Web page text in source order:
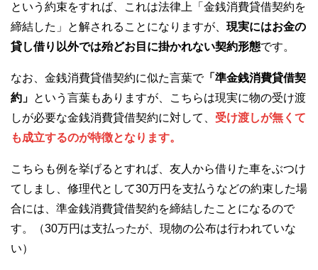
という約束をすれば、これは法律上「金銭消費貸借契約を
締結した」と解されることになりますが、 現実にはお金の
貸し借り以外では殆どお目に掛かれない契約形態です。
なお、金銭消費貸借契約に似た言葉で「準金銭消費貸借契
約」 という言葉もありますが、こちらは現実に物の受け渡
しが必要な金銭消費貸借契約に対して、 受け渡しが無くて
も成立するのが特徴となります。
こちらも例を挙げるとすれば、友人から借りた車をぶつけ
てしまし、修理代として30万円を支払うなどの約束した場
合には、準金銭消費貸借契約を締結したことになるので
す。（30万円は支払ったが、現物の公布は行われていな
い）